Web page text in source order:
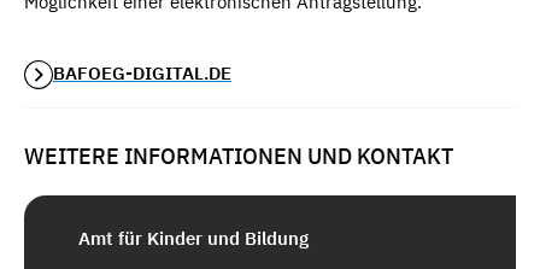
BAFOEG-DIGITAL.DE
WEITERE INFORMATIONEN UND KONTAKT
Amt für Kinder und Bildung